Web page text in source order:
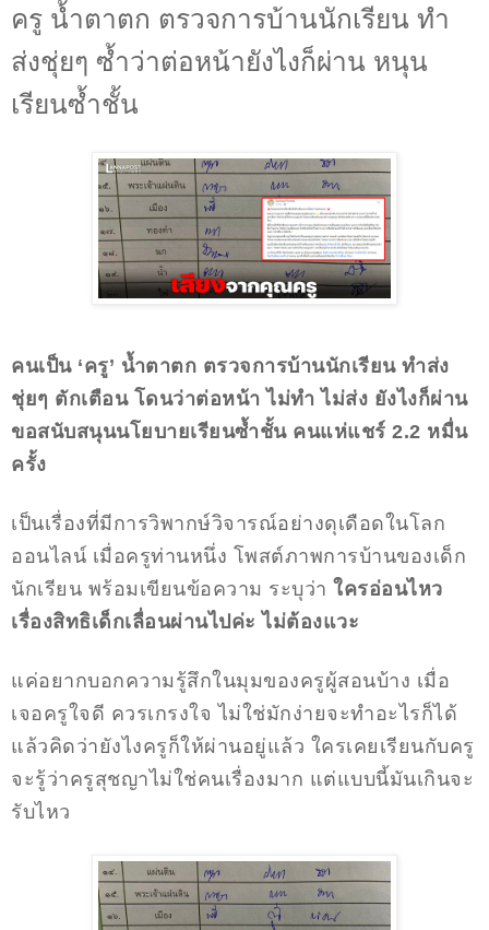
ครู น้ำตาตก ตรวจการบ้านนักเรียน ทำ
ส่งชุ่ยๆ ซ้ำว่าต่อหน้ายังไงก็ผ่าน หนุน
เรียนซ้ำชั้น
คนเป็น ‘ครู’ น้ำตาตก ตรวจการบ้านนักเรียน ทำส่ง
ชุ่ยๆ ตักเตือน โดนว่าต่อหน้า ไม่ทำ ไม่ส่ง ยังไงก็ผ่าน
ขอสนับสนุนนโยบายเรียนซ้ำชั้น คนแห่แชร์ 2.2 หมื่น
ครั้ง
เป็นเรื่องที่มีการวิพากษ์วิจารณ์อย่างดุเดือดในโลก
ออนไลน์ เมื่อครูท่านหนึ่ง โพสต์ภาพการบ้านของเด็ก
นักเรียน พร้อมเขียนข้อความ ระบุว่า ใครอ่อนไหว
เรื่องสิทธิเด็กเลื่อนผ่านไปค่ะ ไม่ต้องแวะ
แค่อยากบอกความรู้สึกในมุมของครูผู้สอนบ้าง เมื่อ
เจอครูใจดี ควรเกรงใจ ไม่ใช่มักง่ายจะทำอะไรก็ได้
แล้วคิดว่ายังไงครูก็ให้ผ่านอยู่แล้ว ใครเคยเรียนกับครู
จะรู้ว่าครูสุชญาไม่ใช่คนเรื่องมาก แต่แบบนี้มันเกินจะ
รับไหว